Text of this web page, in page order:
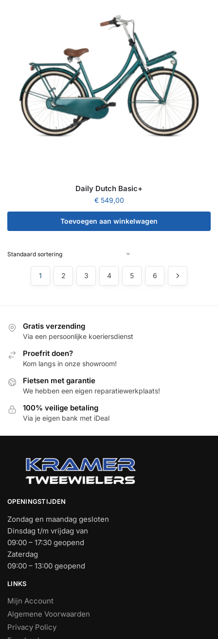
Daily Dutch Basic+
€549,00
Toevoegen aan winkelwagen
1 2 3 4 5 6
Gratis verzending
Via een persoonlijke koeriersdienst
Proefrit doen?
Kom langs in onze showroom!
Fietsen met garantie
We hebben een eigen reparatiewerkplaats!
100% veilige betaling
Via je eigen bank met iDeal
OPENINGSTIJDEN
Zondag en maandag gesloten
Dinsdag t/m vrijdag van
09:00 – 17:30 geopend
Zaterdag
09:00 – 13:00 geopend
LINKS
Mijn Account
Algemene Voorwaarden
Privacy Policy